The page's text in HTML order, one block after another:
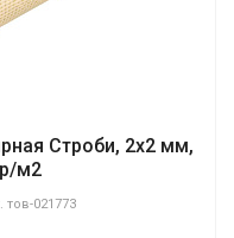
Строби, 2х2 мм,
м2
тов-021773